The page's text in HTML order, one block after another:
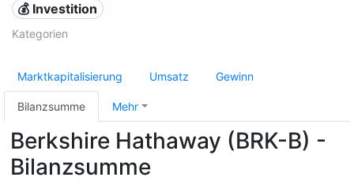
💰 Investition
Kategorien
Marktkapitalisierung Umsatz Gewinn
Bilanzsumme Mehr
Berkshire Hathaway (BRK-B) -
Bilanzsumme